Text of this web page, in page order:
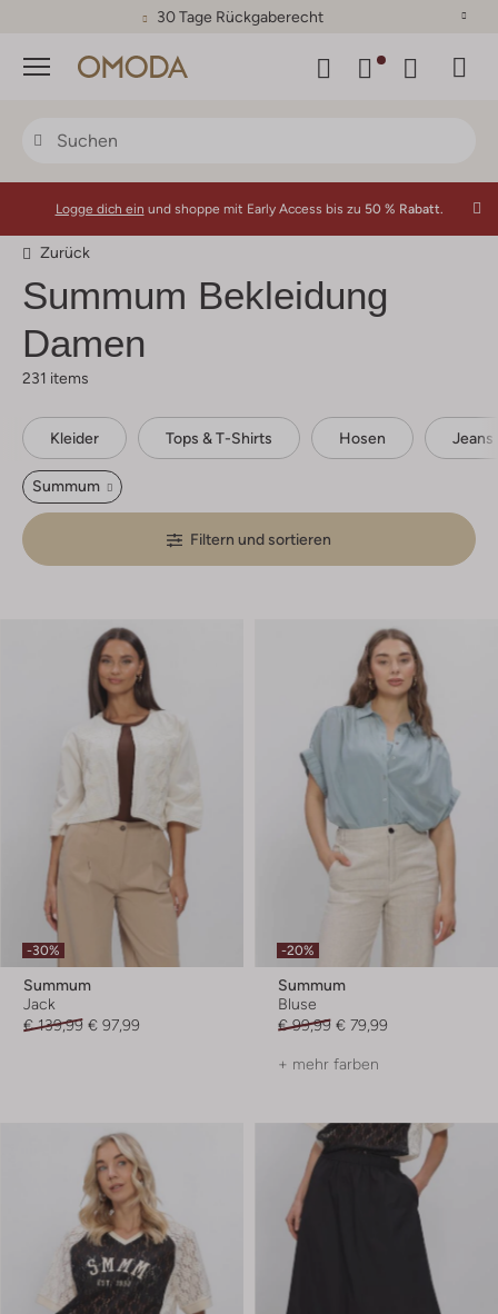
30 Tage Rückgaberecht
Menü
Logge dich ein und shoppe mit Early Access bis zu 50 % Rabatt.
Zurück
Summum Bekleidung
Damen
231 items
Kleider Tops & T-Shirts Hosen Jeans
Summum
Filtern und sortieren
-30%
Summum
Jack
€ 139,99 € 97,99
-20%
Summum
Bluse
€ 99,99 € 79,99
+ mehr farben